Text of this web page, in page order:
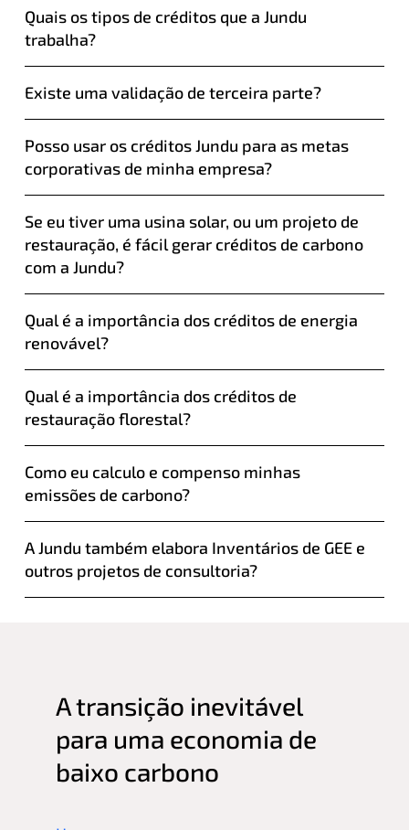
Quais os tipos de créditos que a Jundu
trabalha?
Existe uma validação de terceira parte?
Posso usar os créditos Jundu para as metas
corporativas de minha empresa?
Se eu tiver uma usina solar, ou um projeto de
restauração, é fácil gerar créditos de carbono
com a Jundu?
Qual é a importância dos créditos de energia
renovável?
Qual é a importância dos créditos de
restauração florestal?
Como eu calculo e compenso minhas
emissões de carbono?
A Jundu também elabora Inventários de GEE e
outros projetos de consultoria?
A transição inevitável
para uma economia de
baixo carbono